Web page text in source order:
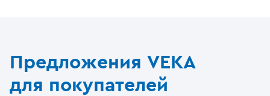
Предложения VEKA
для покупателей